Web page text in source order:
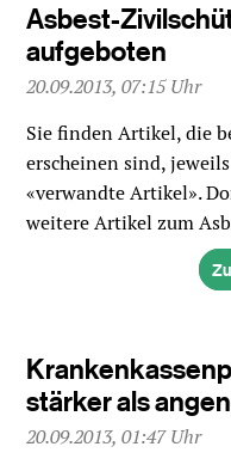
Asbest-
aufgeboten
20.09.2013, 07:15 Uhr
Sie finden Artikel, die
erscheinen sind,
«verwandte Artikel».
weitere Artikel zum
stärker als
20.09.2013, 01:47 Uhr